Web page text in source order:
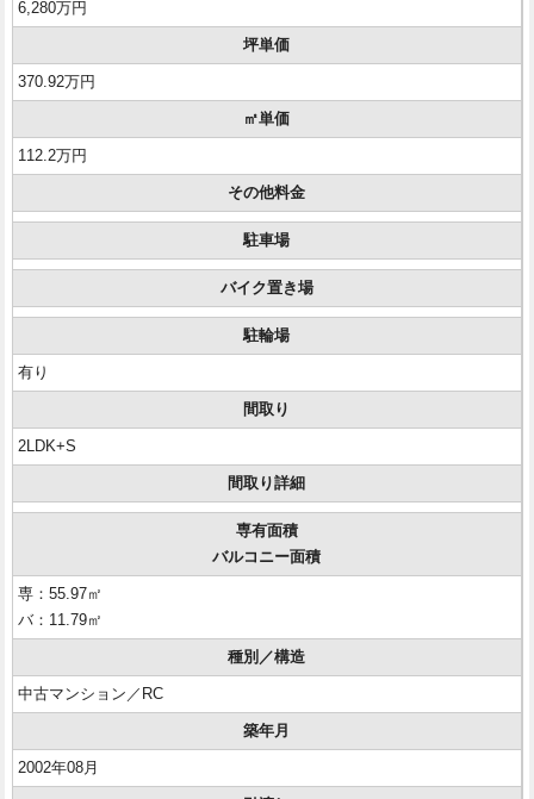
6,280万円
坪単価
370.92万円
㎡単価
112.2万円
その他料金
駐車場
バイク置き場
駐輪場
有り
間取り
2LDK+S
間取り詳細
専有面積
バルコニー面積
専：55.97㎡
バ：11.79㎡
種別／構造
中古マンション／RC
築年月
2002年08月